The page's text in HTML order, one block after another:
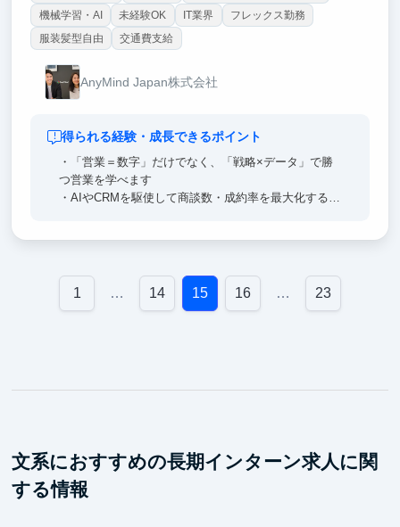
機械学習・AI
未経験OK IT業界
フレックス勤務
服装髪型自由
交通費支給
AnyMind Japan株式会社
得られる経験・成長できるポイント
・「営業＝数字」だけでなく、「戦略×データ」で勝
つ営業を学べます
・AIやCRMを駆使して商談数・成約率を最大化する仕
を養うことができます
・将来、BizDev／事業開発／セールスマネージャーな
・新卒入社前に「営業で戦える力」を磨くことができ
1 … 14 15 16 … 23
文系におすすめの長期インターン求人に関
する情報